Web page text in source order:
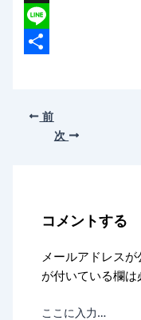
X
Line
前
次
コメントする
メールアドレスが
が付いている欄は
ここに入力…